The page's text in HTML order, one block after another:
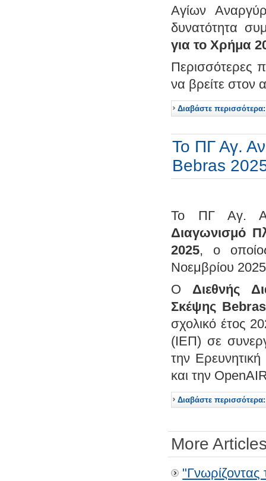
Αγίων
δυνατότητα
για το Χρήμα
Περισσότερες
να βρείτε
Διαβάστε περισσότερα:
Το ΠΓ Αγ.
Bebras
Το ΠΓ Αγ.
Διαγωνισμό
2025, ο
Νοεμβρίου
Ο Διεθνής
Σκέψης
σχολικό έτος
(ΙΕΠ) σε
την
και την
Διαβάστε περισσότερα:
More